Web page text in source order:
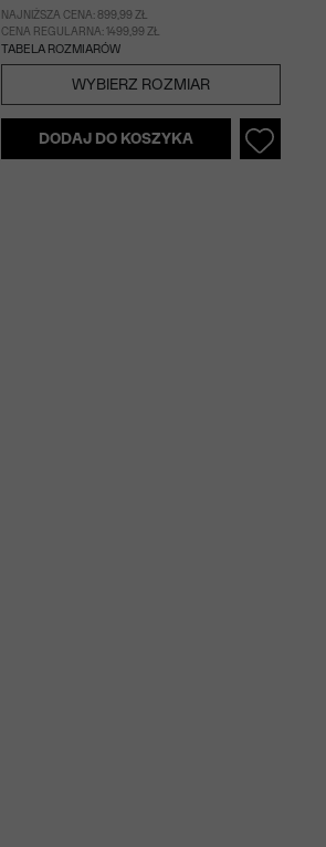
NAJNIŻSZA CENA: 899,99 ZŁ
CENA REGULARNA: 1499,99 ZŁ
TABELA ROZMIARÓW
WYBIERZ ROZMIAR
DODAJ DO KOSZYKA